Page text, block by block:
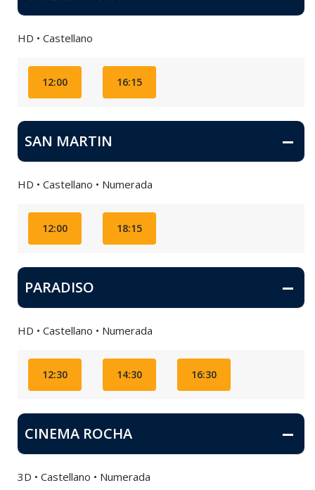
HD • Castellano
12:00 16:15
SAN MARTIN
HD • Castellano • Numerada
12:00 18:15
PARADISO
HD • Castellano • Numerada
12:30 14:30 16:30
CINEMA ROCHA
3D • Castellano • Numerada